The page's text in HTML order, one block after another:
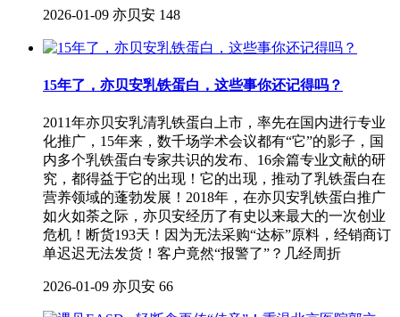
2026-01-09 亦贝安 148
15年了，亦贝安乳铁蛋白，这些事你还记得吗？
2011年亦贝安乳清乳铁蛋白上市，率先在国内进行专业
化推广，15年来，数千场学术会议都有“它”的影子，国
内多个乳铁蛋白专家共识的发布、16余篇专业文献的研
究，都得益于它的出现！它的出现，推动了乳铁蛋白在
营养领域的蓬勃发展！2018年，在亦贝安乳铁蛋白推广
如火如荼之际，亦贝安经历了有史以来最大的一次创业
危机！断货193天！因为无法采购“达标”原料，经销商订
单迟迟无法发货！客户竟然“报警了”？几经周折
2026-01-09 亦贝安 66